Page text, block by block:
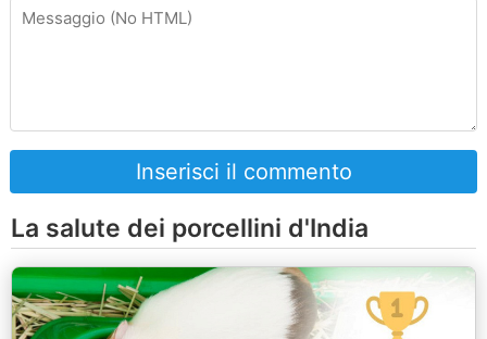
Inserisci il commento
La salute dei porcellini d'India